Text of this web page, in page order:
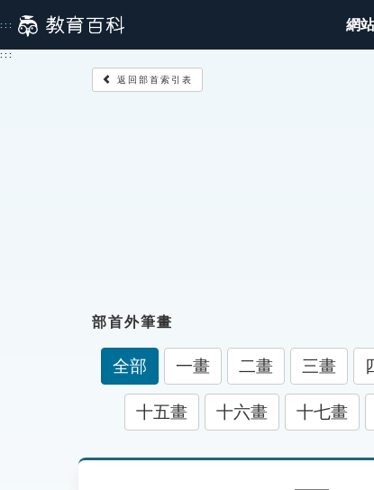
到
主
::: 網
:::
返回部首索引表
部首外筆畫
全部 一畫 二畫 三畫
十五畫 十六畫 十七畫